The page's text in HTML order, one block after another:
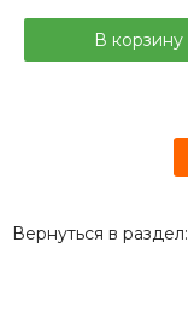
В корзину
Вернуться в раздел: